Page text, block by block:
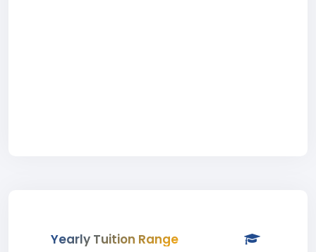
Yearly Tuition Range